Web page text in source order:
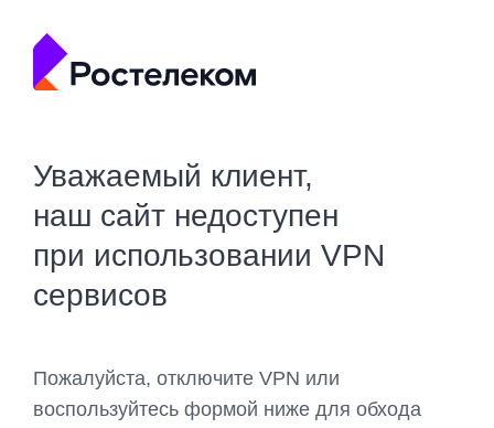
Уважаемый клиент,
наш сайт недоступен
при использовании VPN
сервисов
Пожалуйста, отключите VPN или
воспользуйтесь формой ниже для обхода